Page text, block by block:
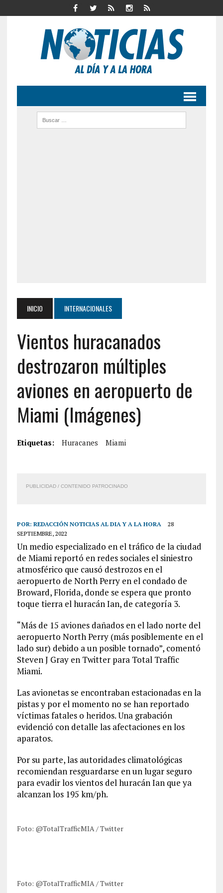
INICIO INTERNACIONALES
Vientos huracanados
destrozaron múltiples
aviones en aeropuerto de
Miami (Imágenes)
Etiquetas: Huracanes Miami
PUBLICIDAD / CONTENIDO PATROCINADO
POR: REDACCIÓN NOTICIAS AL DIA Y A LA HORA
28
SEPTIEMBRE, 2022
Un medio especializado en el tráfico de la ciudad
de Miami reportó en redes sociales el siniestro
atmosférico que causó destrozos en el
aeropuerto de North Perry en el condado de
Broward, Florida, donde se espera que pronto
toque tierra el huracán Ian, de categoría 3.
“Más de 15 aviones dañados en el lado norte del
aeropuerto North Perry (más posiblemente en el
lado sur) debido a un posible tornado”, comentó
Steven J Gray en Twitter para Total Traffic
Miami.
Las avionetas se encontraban estacionadas en la
pistas y por el momento no se han reportado
víctimas fatales o heridos. Una grabación
evidenció con detalle las afectaciones en los
aparatos.
Por su parte, las autoridades climatológicas
recomiendan resguardarse en un lugar seguro
para evadir los vientos del huracán Ian que ya
alcanzan los 195 km/ph.
Foto: @TotalTrafficMIA / Twitter
Foto: @TotalTrafficMIA / Twitter